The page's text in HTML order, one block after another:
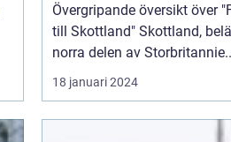
Övergripande översikt över
till Skottland" Skottland, beläget i
norra delen av
18 januari 2024